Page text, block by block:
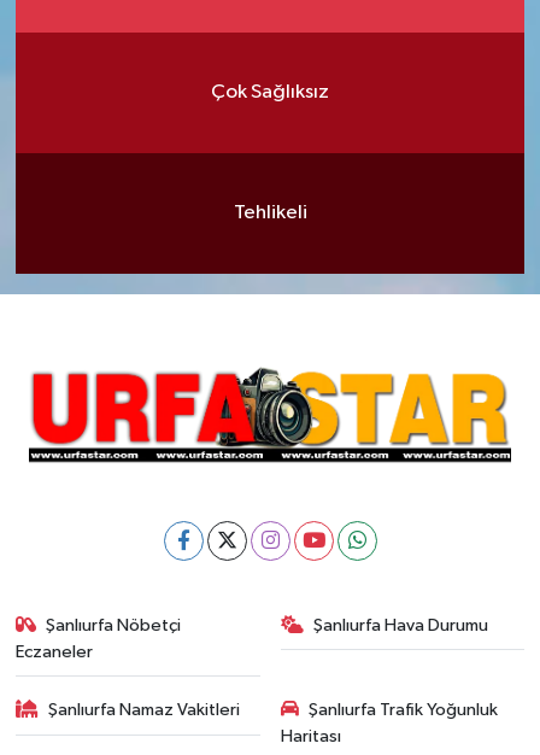
Çok Sağlıksız
Tehlikeli
Şanlıurfa Nöbetçi
Eczaneler
Şanlıurfa Hava Durumu
Şanlıurfa Namaz Vakitleri
Şanlıurfa Trafik Yoğunluk
Haritası